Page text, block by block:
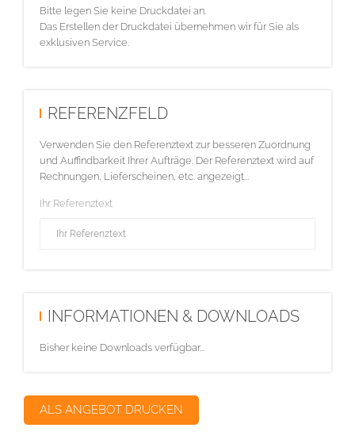
Bitte legen Sie keine Druckdatei an.
Das Erstellen der Druckdatei übernehmen wir für Sie als
exklusiven Service.
REFERENZFELD
Verwenden Sie den Referenztext zur besseren Zuordnung
und Auffindbarkeit Ihrer Aufträge. Der Referenztext wird auf
Rechnungen, Lieferscheinen, etc. angezeigt...
Ihr Referenztext
INFORMATIONEN & DOWNLOADS
Bisher keine Downloads verfügbar...
ALS ANGEBOT DRUCKEN